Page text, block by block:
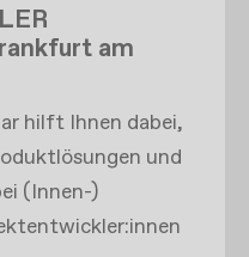
am
hilft Ihnen dabei,
und
(Innen-)